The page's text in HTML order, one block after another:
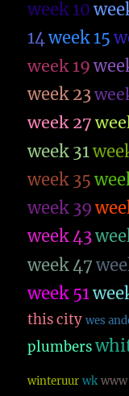
week 10
14week 15
week 19
week 23
week 27
week 31
week 35
week 39
week 43
week 47
week 51
this city wes
plumbers
winteruur wk www